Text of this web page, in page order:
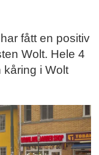
fått en positiv
Wolt. Hele 4
kåring i Wolt